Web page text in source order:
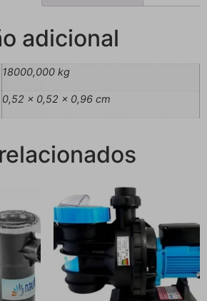
adicional
18000,000 kg
0,52 × 0,52 × 0,96 cm